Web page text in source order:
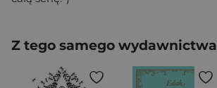
Z tego samego wydawnictwa